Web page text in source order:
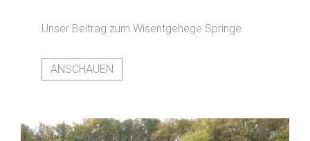
Unser Beitrag zum Wisentgehege Springe
ANSCHAUEN